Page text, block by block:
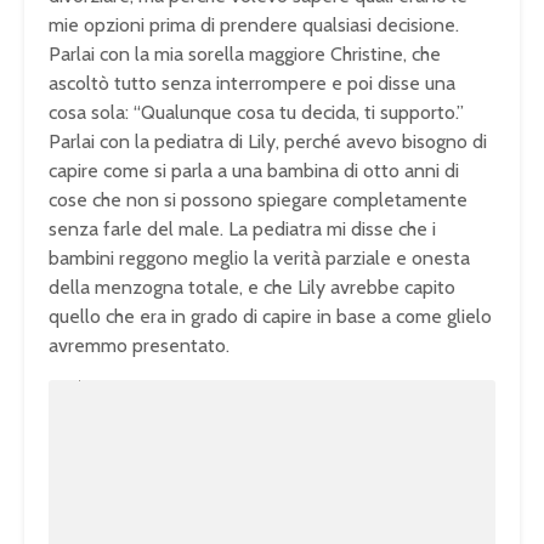
mie opzioni prima di prendere qualsiasi decisione.
Parlai con la mia sorella maggiore Christine, che
ascoltò tutto senza interrompere e poi disse una
cosa sola: “Qualunque cosa tu decida, ti supporto.”
Parlai con la pediatra di Lily, perché avevo bisogno di
capire come si parla a una bambina di otto anni di
cose che non si possono spiegare completamente
senza farle del male. La pediatra mi disse che i
bambini reggono meglio la verità parziale e onesta
della menzogna totale, e che Lily avrebbe capito
quello che era in grado di capire in base a come glielo
avremmo presentato.